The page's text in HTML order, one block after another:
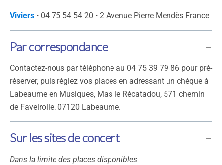
Viviers • 04 75 54 54 20 • 2 Avenue Pierre Mendès France
Par correspondance
Contactez-nous par téléphone au 04 75 39 79 86 pour pré-
réserver, puis réglez vos places en adressant un chèque à
Labeaume en Musiques, Mas le Récatadou, 571 chemin
de Faveirolle, 07120 Labeaume.
Sur les sites de concert
Dans la limite des places disponibles